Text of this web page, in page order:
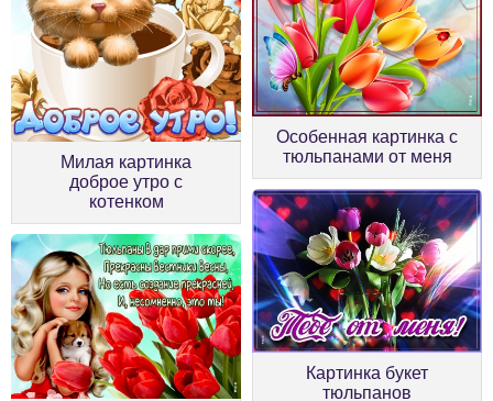
Милая картинка
доброе утро с
котенком
Особенная картинка с
тюльпанами от меня
Картинка букет
тюльпанов